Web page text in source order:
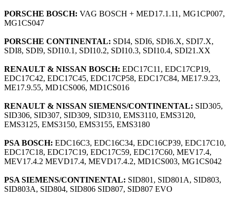
PORSCHE BOSCH: VAG BOSCH + MED17.1.11, MG1CP007,
MG1CS047
PORSCHE CONTINENTAL: SDI4, SDI6, SDI6.X, SDI7.X,
SDI8, SDI9, SDI10.1, SDI10.2, SDI10.3, SDI10.4, SDI21.XX
RENAULT & NISSAN BOSCH: EDC17C11, EDC17CP19,
EDC17C42, EDC17C45, EDC17CP58, EDC17C84, ME17.9.23,
ME17.9.55, MD1CS006, MD1CS016
RENAULT & NISSAN SIEMENS/CONTINENTAL: SID305,
SID306, SID307, SID309, SID310, EMS3110, EMS3120,
EMS3125, EMS3150, EMS3155, EMS3180
PSA BOSCH: EDC16C3, EDC16C34, EDC16CP39, EDC17C10,
EDC17C18, EDC17C19, EDC17C59, EDC17C60, MEV17.4,
MEV17.4.2 MEVD17.4, MEVD17.4.2, MD1CS003, MG1CS042
PSA SIEMENS/CONTINENTAL: SID801, SID801A, SID803,
SID803A, SID804, SID806 SID807, SID807 EVO